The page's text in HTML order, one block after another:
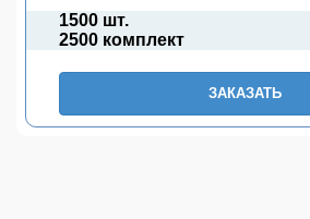
1500 шт.
2500 комплект
ЗАКАЗАТЬ